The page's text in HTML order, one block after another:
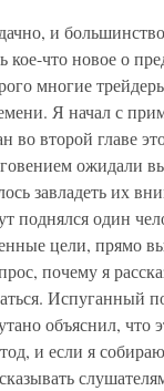
и
кое-что новое о
многие
Я начал с
во второй главе
ожидали
завладеть их
поднялся один
цели, прямо
почему я
Испуганный
объяснил, что
и если я